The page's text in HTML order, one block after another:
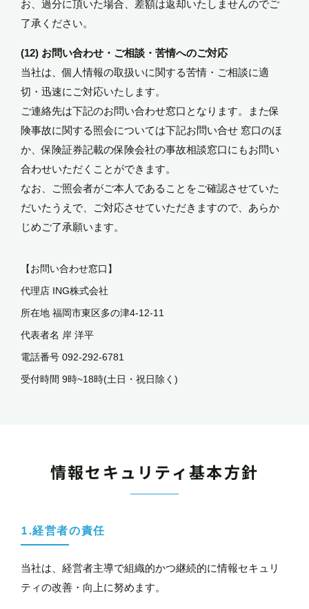
お、過分に頂いた場合、差額は返却いたしませんのでご
了承ください。
(12) お問い合わせ・ご相談・苦情へのご対応
当社は、個人情報の取扱いに関する苦情・ご相談に適
切・迅速にご対応いたします。
ご連絡先は下記のお問い合わせ窓口となります。また保
険事故に関する照会については下記お問い合せ 窓口のほ
か、保険証券記載の保険会社の事故相談窓口にもお問い
合わせいただくことができます。
なお、ご照会者がご本人であることをご確認させていた
だいたうえで、ご対応させていただきますので、あらか
じめご了承願います。
【お問い合わせ窓口】
代理店 ING株式会社
所在地 福岡市東区多の津4-12-11
代表者名 岸 洋平
電話番号 092-292-6781
受付時間 9時~18時(土日・祝日除く)
情報セキュリティ基本方針
1.経営者の責任
当社は、経営者主導で組織的かつ継続的に情報セキュリ
ティの改善・向上に努めます。